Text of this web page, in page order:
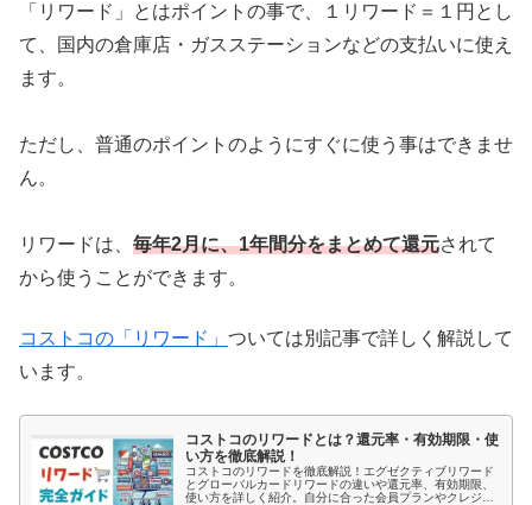
「リワード」とはポイントの事で、１リワード＝１円とし
て、国内の倉庫店・ガスステーションなどの支払いに使え
ます。
ただし、普通のポイントのようにすぐに使う事はできませ
ん。
リワードは、 毎年2月に、1年間分をまとめて還元されて
から使うことができます。
コストコの「リワード」 ついては別記事で詳しく解説して
います。
コストコのリワードとは？還元率・有効期限・使
い方を徹底解説！
コストコのリワードを徹底解説！エグゼクティブリワード
とグローバルカードリワードの違いや還元率、有効期限、
使い方を詳しく紹介。自分に合った会員プランやクレジッ